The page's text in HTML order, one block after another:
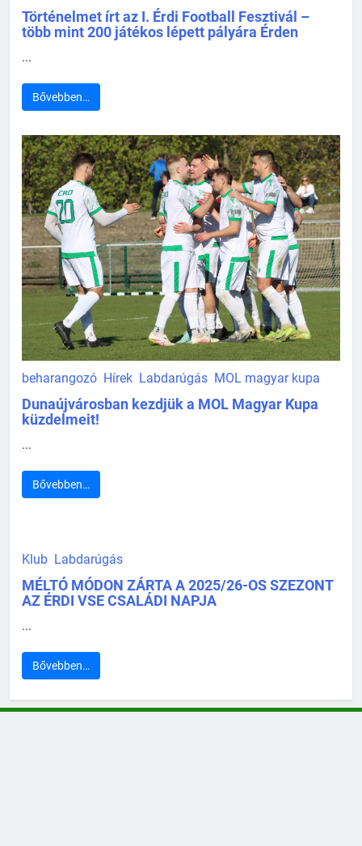
Történelmet írt az I. Érdi Football Fesztivál –
több mint 200 játékos lépett pályára Érden
...
Bővebben…
beharangozó Hírek Labdarúgás MOL magyar kupa
Dunaújvárosban kezdjük a MOL Magyar Kupa
küzdelmeit!
...
Bővebben…
Klub Labdarúgás
MÉLTÓ MÓDON ZÁRTA A 2025/26-OS SZEZONT
AZ ÉRDI VSE CSALÁDI NAPJA
...
Bővebben…